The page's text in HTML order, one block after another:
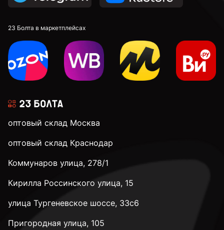
23 Болта в маркетплейсах
оптовый склад Москва
оптовый склад Краснодар
Коммунаров улица, 278/1
Кирилла Россинского улица, 15
улица Тургеневское шоссе, 33с6
Пригородная улица, 105